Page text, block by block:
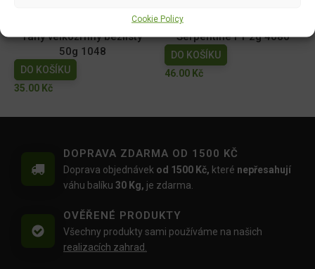
Cookie Policy
Hrách zahradní - Antony
raný velkozrnný bezlistý
50g 1048
DO KOŠÍKU
35.00 Kč
Serpentine F1 2g 4080
DO KOŠÍKU
46.00 Kč
DOPRAVA ZDARMA OD 1500 KČ
Doprava objednávek od 1500 Kč, které nepřesahují
váhu balíku 30 Kg, je zdarma.
OVĚŘENÉ PRODUKTY
Všechny produkty sami používáme na našich
realizacích zahrad.